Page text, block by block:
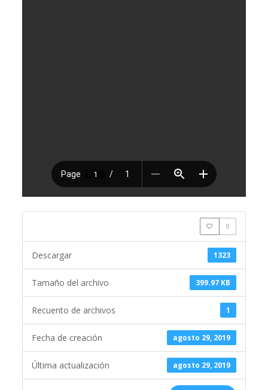
0
1323
Descargar
399.97 KB
Tamaño del archivo
1
Recuento de archivos
agosto 29, 2019
Fecha de creación
agosto 29, 2019
Última actualización